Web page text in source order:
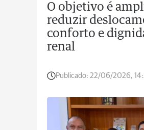
O objetivo é
reduzir
conforto e
renal
Publicado: 22/06/2026,